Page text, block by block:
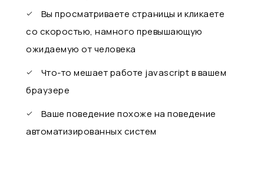
Вы просматриваете страницы и кликаете
со скоростью, намного превышающую
ожидаемую от человека
Что-то мешает работе javascript в вашем
браузере
Ваше поведение похоже на поведение
автоматизированных систем